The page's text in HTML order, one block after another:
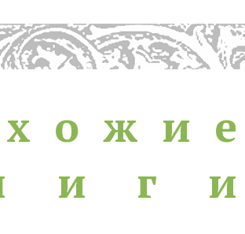
книги
х о ж и е
и г и